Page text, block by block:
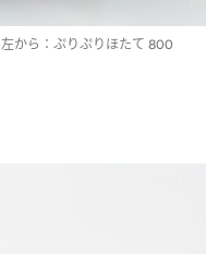
から：ぷりぷりほたて 800